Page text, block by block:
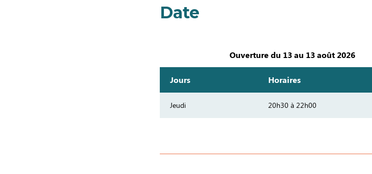
Date
Ouverture du 13 au 13 août 2026
Jours Horaires
Jeudi 20h30 à 22h00